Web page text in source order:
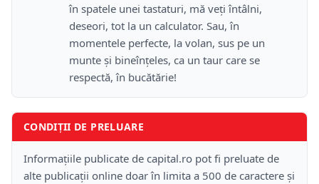
în spatele unei tastaturi, mă veţi întâlni,
deseori, tot la un calculator. Sau, în
momentele perfecte, la volan, sus pe un
munte şi bineînţeles, ca un taur care se
respectă, în bucătărie!
CONDIȚII DE PRELUARE
Informațiile publicate de capital.ro pot fi preluate de
alte publicații online doar în limita a 500 de caractere și